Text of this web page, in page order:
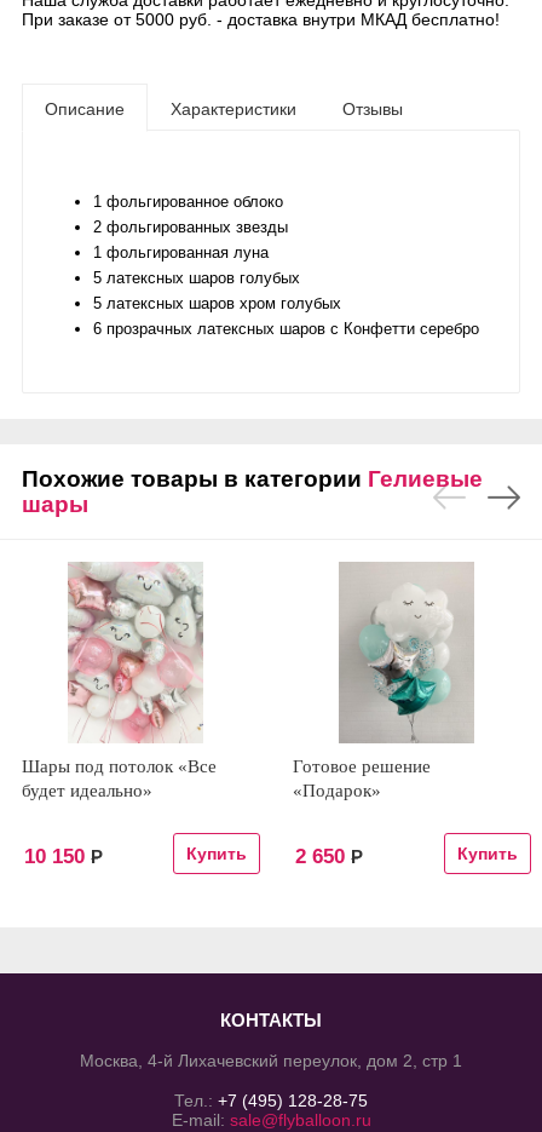
При заказе от 5000 руб. - доставка внутри МКАД бесплатно!
Описание Характеристики Отзывы
1 фольгированное облоко
2 фольгированных звезды
1 фольгированная луна
5 латексных шаров голубых
5 латексных шаров хром голубых
6 прозрачных латексных шаров с Конфетти серебро
Похожие товары в категории Гелиевые
шары
Шары под потолок «Все
будет идеально»
10 150 Р
Готовое решение
«Подарок»
2 650 Р
КОНТАКТЫ
Москва, 4-й Лихачевский переулок, дом 2, стр 1
Тел.: +7 (495) 128-28-75
E-mail: sale@flyballoon.ru